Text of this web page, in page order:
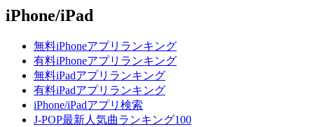
iPhone/iPad
無料iPhoneアプリランキング
有料iPhoneアプリランキング
無料iPadアプリランキング
有料iPadアプリランキング
iPhone/iPadアプリ検索
J-POP最新人気曲ランキング100